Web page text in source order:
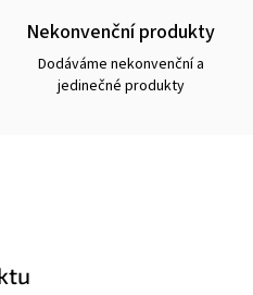
Nekonvenční produkty
Dodáváme nekonvenční a
jedinečné produkty